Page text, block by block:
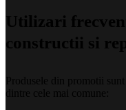
Utilizari
constructii si
Produsele din promotii
dintre cele mai comune: